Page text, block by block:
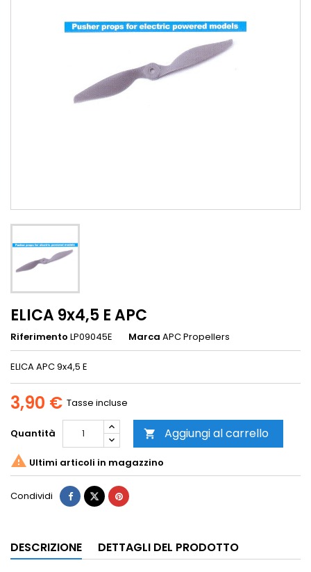
ELICA 9x4,5 E APC
Riferimento LP09045E Marca APC Propellers
ELICA APC 9x4,5 E
3,90 € Tasse incluse
Quantità  Aggiungi al carrello
 Ultimi articoli in magazzino
Condividi
DESCRIZIONE DETTAGLI DEL PRODOTTO